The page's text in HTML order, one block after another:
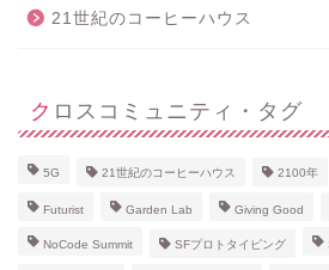
21世紀のコーヒーハウス
クロスコミュニティ・タグ
5G 21世紀のコーヒーハウス 2100年
Futurist Garden Lab Giving Good
NoCode Summit SFプロトタイピング